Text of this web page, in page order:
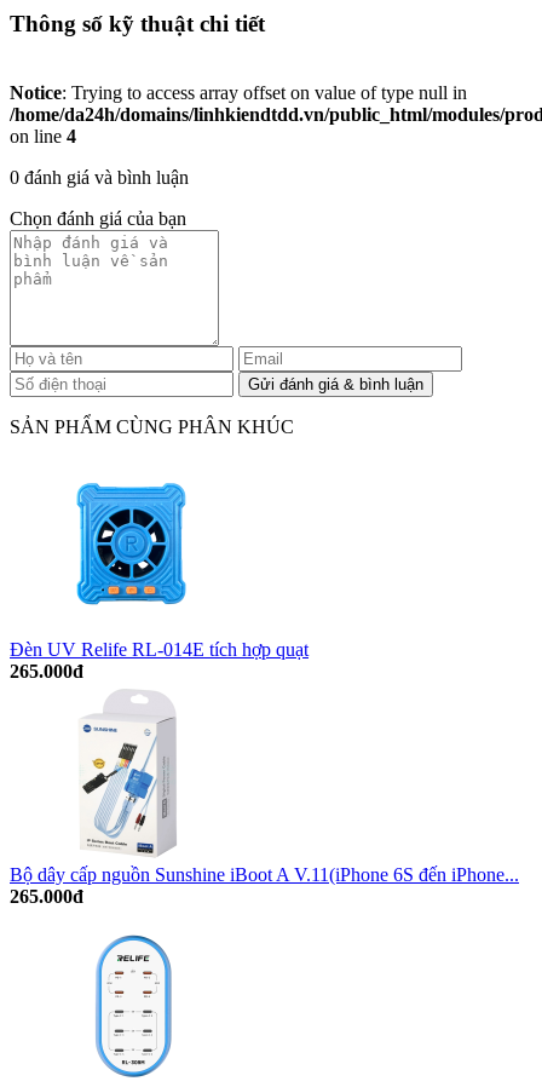
Thông số kỹ thuật chi tiết
Notice: Trying to access array offset on value of type null in
/home/da24h/domains/linhkiendtdd.vn/public_html/modules/
on line 4
0 đánh giá và bình luận
Chọn đánh giá của bạn
SẢN PHẨM CÙNG PHÂN KHÚC
Đèn UV Relife RL-014E tích hợp quạt
265.000đ
Bộ dây cấp nguồn Sunshine iBoot A V.11(iPhone 6S đến iPhone...
265.000đ